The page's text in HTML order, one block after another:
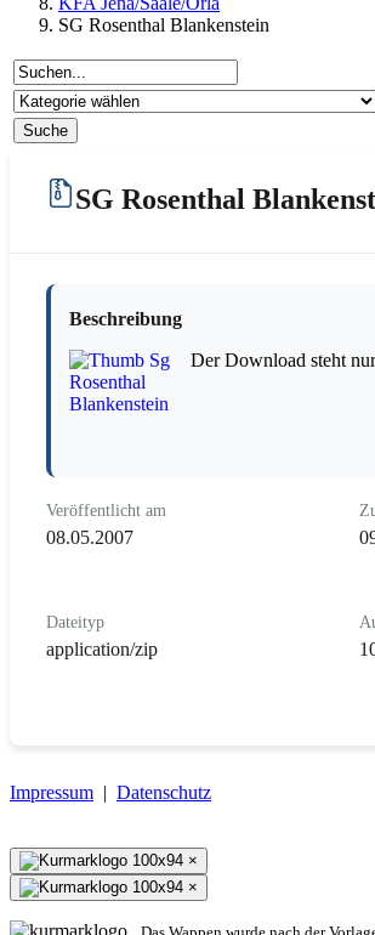
SG Rosenthal Blankenstein
SG Rosenthal
Beschreibung
Der Download steht
Veröffentlicht am
08.05.2007
Dateityp
application/zip
Impressum | Datenschutz
×
×